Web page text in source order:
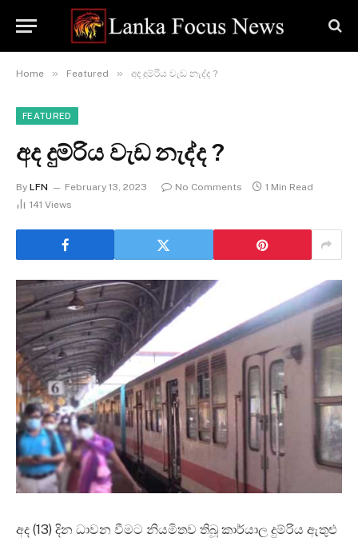
Home » Featured » අද දුම්රිය වැඩ නැද්ද ?
FEATURED
අද දුම්රිය වැඩ නැද්ද ?
By LFN February 13, 2023 No Comments
1 Min Read
141 Views
අද (13) දින ධාවන වීමට නියමිතව තිබූ කාර්යාල දුම්රිය ඇතුළු